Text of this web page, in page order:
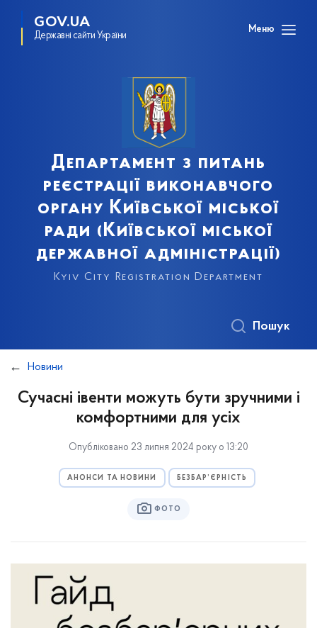
GOV.UA
Державні сайти України
Меню
Департамент з питань
реєстрації виконавчого
органу Київської міської
ради (Київської міської
державної адміністрації)
Kyiv City Registration Department
Пошук
Новини
Сучасні івенти можуть бути зручними і
комфортними для усіх
Опубліковано 23 липня 2024 року о 13:20
АНОНСИ ТА НОВИНИ БЕЗБАР’ЄРНІСТЬ
ФОТО